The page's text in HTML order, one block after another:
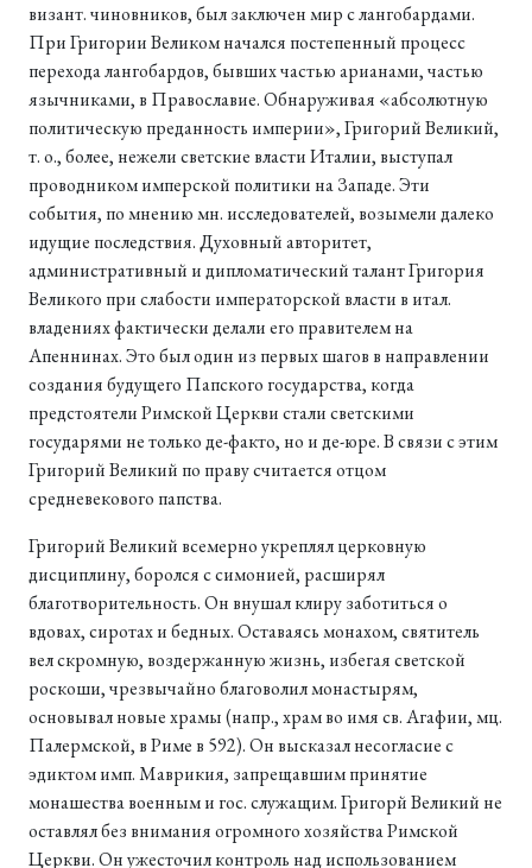
визант. чиновников, был заключен мир с лангобардами.
При Григории Великом начался постепенный процесс
перехода лангобардов, бывших частью арианами, частью
язычниками, в Православие. Обнаруживая «абсолютную
политическую преданность империи», Григорий Великий,
т. о., более, нежели светские власти Италии, выступал
проводником имперской политики на Западе. Эти
события, по мнению мн. исследователей, возымели далеко
идущие последствия. Духовный авторитет,
административный и дипломатический талант Григория
Великого при слабости императорской власти в итал.
владениях фактически делали его правителем на
Апеннинах. Это был один из первых шагов в направлении
создания будущего Папского государства, когда
предстоятели Римской Церкви стали светскими
государями не только де-факто, но и де-юре. В связи с этим
Григорий Великий по праву считается отцом
средневекового папства.
Григорий Великий всемерно укреплял церковную
дисциплину, боролся с симонией, расширял
благотворительность. Он внушал клиру заботиться о
вдовах, сиротах и бедных. Оставаясь монахом, святитель
вел скромную, воздержанную жизнь, избегая светской
роскоши, чрезвычайно благоволил монастырям,
основывал новые храмы (напр., храм во имя св. Агафии, мц.
Палермской, в Риме в 592). Он высказал несогласие с
эдиктом имп. Маврикия, запрещавшим принятие
монашества военным и гос. служащим. Григорй Великий не
оставлял без внимания огромного хозяйства Римской
Церкви. Он ужесточил контроль над использованием